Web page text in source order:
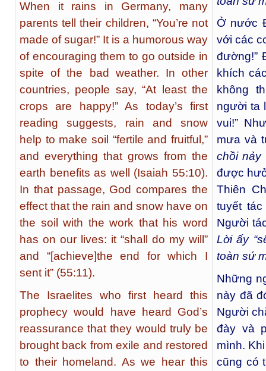
When it rains in Germany, many
parents tell their children, “You’re not
made of sugar!” It is a humorous way
of encouraging them to go outside in
spite of the bad weather. In other
countries, people say, “At least the
crops are happy!” As today’s first
reading suggests, rain and snow
help to make soil “fertile and fruitful,”
and everything that grows from the
earth benefits as well (Isaiah 55:10).
In that passage, God compares the
effect that the rain and snow have on
the soil with the work that his word
has on our lives: it “shall do my will”
and “[achieve]the end for which I
sent it” (55:11).
The Israelites who first heard this
prophecy would have heard God’s
reassurance that they would truly be
brought back from exile and restored
to their homeland. As we hear this
Ở nước
với các
đường!”
khích
không
người ta
vui!”
mưa và
chồi nảy
được
Thiên
tuyết
Người
Lời ấy
toàn sứ
Những
này đã
Người
đày và
mình.
cũng có